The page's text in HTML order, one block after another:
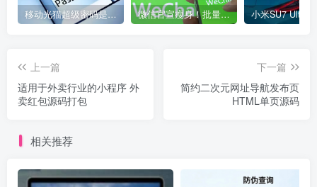
移动光猫超级密码是多少？移动光猫超级管理员后台账号与密码 微信官宣瘦身！批量清理原图新功能来了 安卓、iOS均可使用
上一篇
适用于外卖行业的小程序 外
卖红包源码打包
下一篇
简约二次元网址导航发布页
HTML单页源码
相关推荐